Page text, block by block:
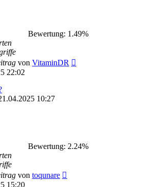
Bewertung: 1.49%
von VitaminDR
22:02
10:27
Bewertung: 2.24%
von toqunare
15:20